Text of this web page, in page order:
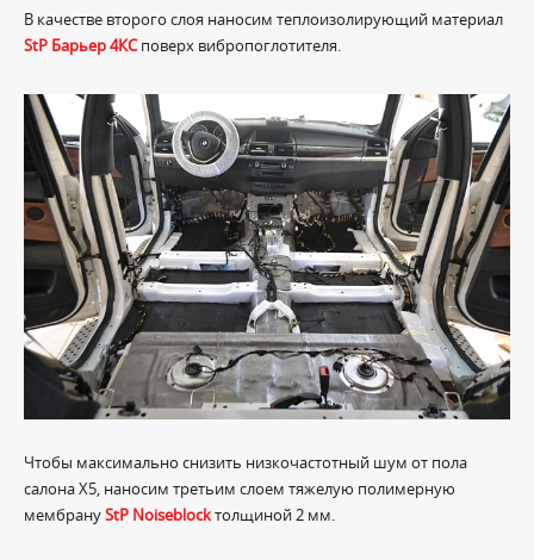
В качестве второго слоя наносим теплоизолирующий материал
StP Барьер 4КСповерх вибропоглотителя.
Чтобы максимально снизить низкочастотный шум от пола
салона X5, наносим третьим слоем тяжелую полимерную
мембрануStP Noiseblockтолщиной 2 мм.